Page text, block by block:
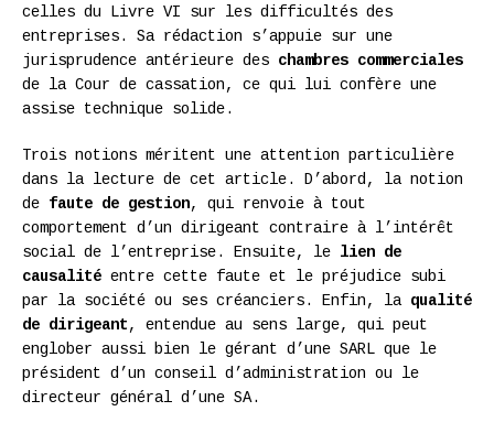
celles du Livre VI sur les difficultés des
entreprises. Sa rédaction s’appuie sur une
jurisprudence antérieure des chambres commerciales
de la Cour de cassation, ce qui lui confère une
assise technique solide.
Trois notions méritent une attention particulière
dans la lecture de cet article. D’abord, la notion
de faute de gestion, qui renvoie à tout
comportement d’un dirigeant contraire à l’intérêt
social de l’entreprise. Ensuite, le lien de
causalité entre cette faute et le préjudice subi
par la société ou ses créanciers. Enfin, la qualité
de dirigeant, entendue au sens large, qui peut
englober aussi bien le gérant d’une SARL que le
président d’un conseil d’administration ou le
directeur général d’une SA.